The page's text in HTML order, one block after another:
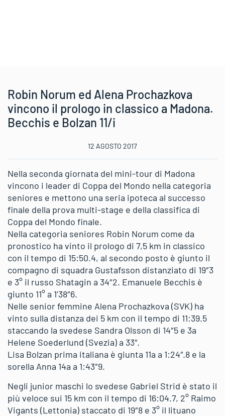
Robin Norum ed Alena Prochazkova
vincono il prologo in classico a Madona.
Becchis e Bolzan 11/i
12 AGOSTO 2017
Nella seconda giornata del mini-tour di Madona
vincono i leader di Coppa del Mondo nella categoria
seniores e mettono una seria ipoteca al successo
finale della prova multi-stage e della classifica di
Coppa del Mondo finale.
Nella categoria seniores Robin Norum come da
pronostico ha vinto il prologo di 7,5 km in classico
con il tempo di 15:50.4, al secondo posto è giunto il
compagno di squadra Gustafsson distanziato di 19″3
e 3° il russo Shatagin a 34″2. Emanuele Becchis è
giunto 11° a 1’38″6.
Nelle senior femmine Alena Prochazkova (SVK) ha
vinto sulla distanza dei 5 km con il tempo di 11:39.5
staccando la svedese Sandra Olsson di 14″5 e 3a
Helene Soederlund (Svezia) a 33″.
Lisa Bolzan prima italiana è giunta 11a a 1:24″.8 e la
sorella Anna 14a a 1:43″9.
Negli junior maschi lo svedese Gabriel Strid è stato il
più veloce sui 15 km con il tempo di 16:04.7, 2° Raimo
Vigants (Lettonia) staccato di 19″8 e 3° il lituano